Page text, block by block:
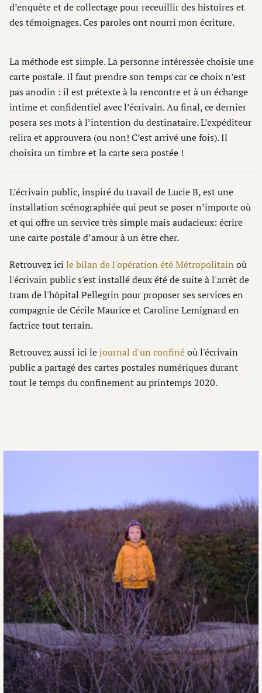
d’enquête et de collectage pour receuillir des histoires et
des témoignages. Ces paroles ont nourri mon écriture.
La méthode est simple. La personne intéressée choisie une
carte postale. Il faut prendre son temps car ce choix n’est
pas anodin : il est prétexte à la rencontre et à un échange
intime et confidentiel avec l’écrivain. Au final, ce dernier
posera ses mots à l’intention du destinataire. L’expéditeur
relira et approuvera (ou non! C’est arrivé une fois). Il
choisira un timbre et la carte sera postée !
L’écrivain public, inspiré du travail de Lucie B, est une
installation scénographiée qui peut se poser n’importe où
et qui offre un service très simple mais audacieux: écrire
une carte postale d’amour à un être cher.
Retrouvez ici le bilan de l'opération été Métropolitain où
l'écrivain public s'est installé deux été de suite à l'arrêt de
tram de l'hôpital Pellegrin pour proposer ses services en
compagnie de Cécile Maurice et Caroline Lemignard en
factrice tout terrain.
Retrouvez aussi ici lejournal d'un confinéoù l'écrivain
public a partagé des cartes postales numériques durant
tout le temps du confinement au printemps 2020.